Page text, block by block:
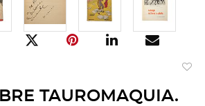
TAUROMAQUIA.